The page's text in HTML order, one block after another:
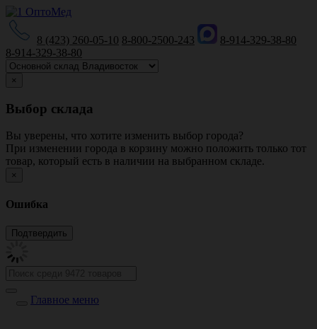
8 (423) 260-05-10 8-800-2500-243
8-914-329-38-80
8-914-329-38-80
×
Выбор склада
Вы уверены, что хотите изменить выбор города?
При изменении города в корзину можно положить только тот
товар, который есть в наличии на выбранном складе.
×
Ошибка
Главное меню